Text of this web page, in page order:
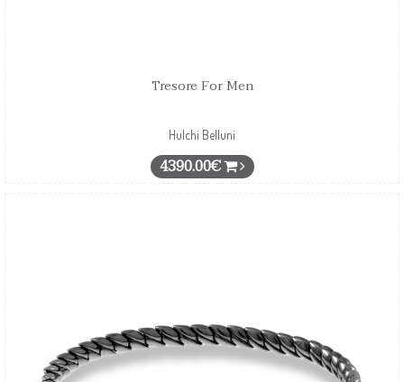
Tresore For Men
Hulchi Belluni
4390.00€